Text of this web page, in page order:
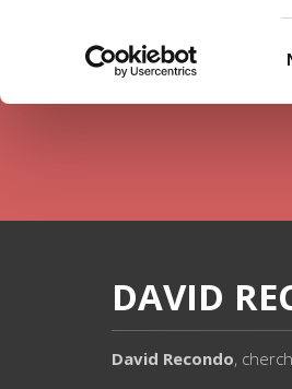
DAVID
David Recondo,